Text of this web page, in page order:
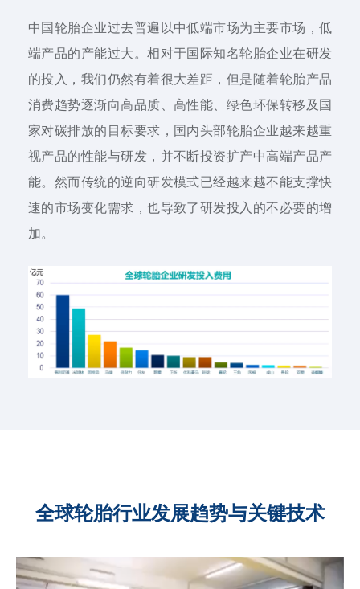
中国轮胎企业过去普遍以中低端市场为主要市场，低
端产品的产能过大。相对于国际知名轮胎企业在研发
的投入，我们仍然有着很大差距，但是随着轮胎产品
消费趋势逐渐向高品质、高性能、绿色环保转移及国
家对碳排放的目标要求，国内头部轮胎企业越来越重
视产品的性能与研发，并不断投资扩产中高端产品产
能。然而传统的逆向研发模式已经越来越不能支撑快
速的市场变化需求，也导致了研发投入的不必要的增
加。
全球轮胎行业发展趋势与关键技术